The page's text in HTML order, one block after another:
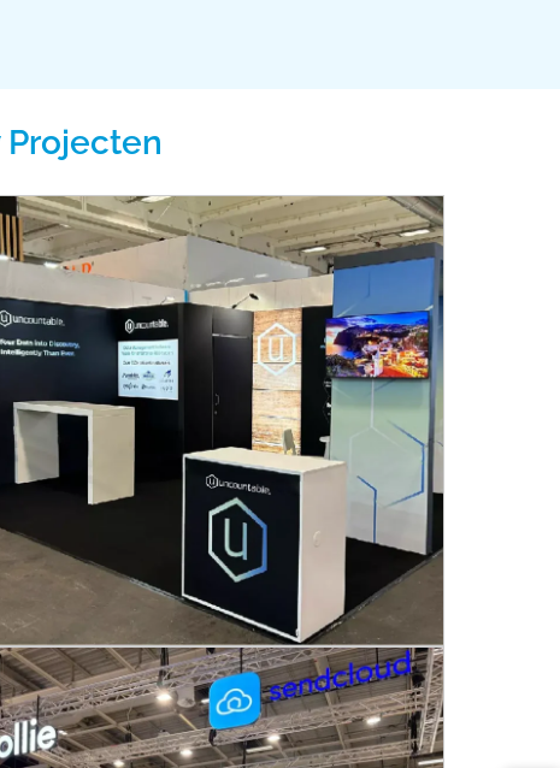
Projecten